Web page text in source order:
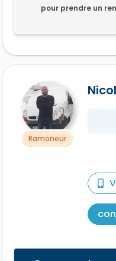
pour prendre un
Ramoneur